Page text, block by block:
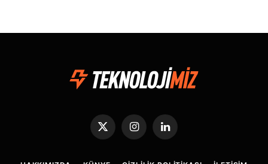
X
(Twitter)
InstagramLinkedIn